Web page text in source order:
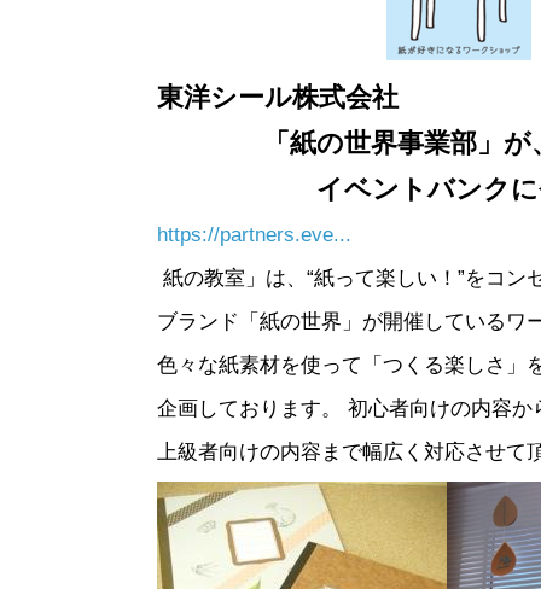
東洋シール株式会社
「紙の世界事業部」が
イベントバンクに登
https://partners.eve...
紙の教室」は、“紙って楽しい！”をコン
ブランド「紙の世界」が開催しているワ
色々な紙素材を使って「つくる楽しさ」
企画しております。 初心者向けの内容か
上級者向けの内容まで幅広く対応させて